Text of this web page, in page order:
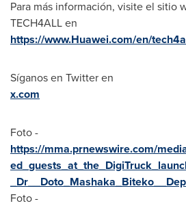
Para más información, visite el sitio
TECH4ALL en
https://www.Huawei.com/en/
Síganos en Twitter en
x.com
Foto -
https://mma.prnewswire.com/
Foto -